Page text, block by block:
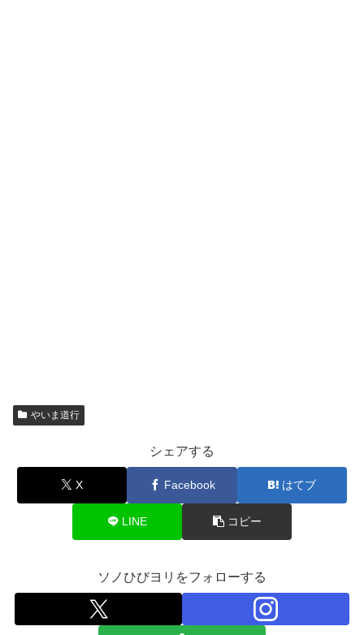
やいま道行
シェアする
X Facebook はてブ
LINE コピー
ソノひびヨリをフォローする